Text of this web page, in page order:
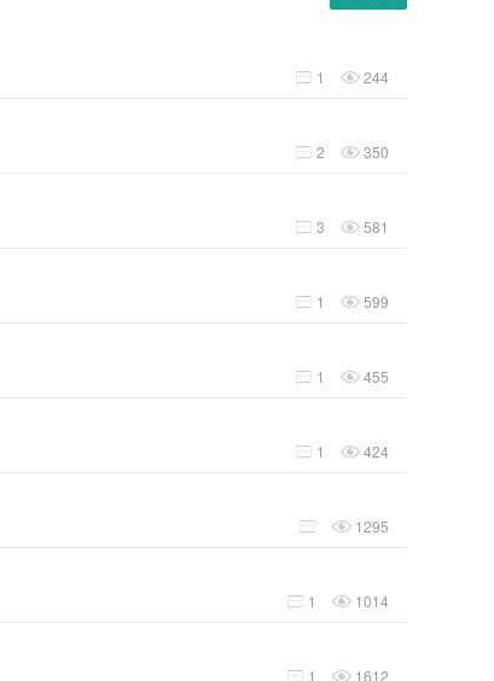
 1 244
 2 350
 3 581
 1 599
 1 455
 1 424
  1295
 1  1014
 1  1612